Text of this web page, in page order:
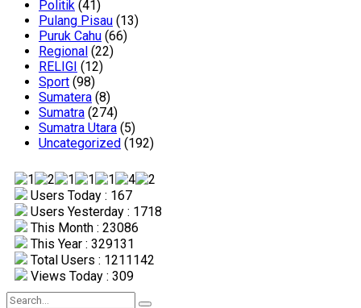
Politik (41)
Pulang Pisau (13)
Puruk Cahu (66)
Regional (22)
RELIGI (12)
Sport (98)
Sumatera (8)
Sumatra (274)
Sumatra Utara (5)
Uncategorized (192)
Users Today : 167
Users Yesterday : 1718
This Month : 23086
This Year : 329131
Total Users : 1211142
Views Today : 309